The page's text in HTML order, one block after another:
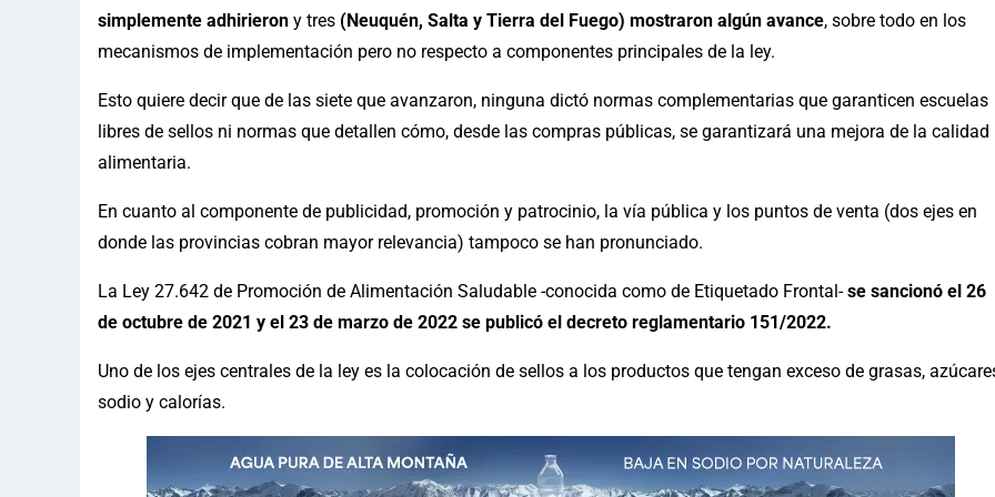
simplemente adhirieron y tres (Neuquén, Salta y Tierra del Fuego) mostraron algún avance, sobre todo en los
mecanismos de implementación pero no respecto a componentes principales de la ley.
Esto quiere decir que de las siete que avanzaron, ninguna dictó normas complementarias que garanticen escuelas
libres de sellos ni normas que detallen cómo, desde las compras públicas, se garantizará una mejora de la calidad
alimentaria.
En cuanto al componente de publicidad, promoción y patrocinio, la vía pública y los puntos de venta (dos ejes en
donde las provincias cobran mayor relevancia) tampoco se han pronunciado.
La Ley 27.642 de Promoción de Alimentación Saludable -conocida como de Etiquetado Frontal-se sancionó el 26
de octubre de 2021 y el 23 de marzo de 2022 se publicó el decreto reglamentario 151/2022.
Uno de los ejes centrales de la ley es la colocación de sellos a los productos que tengan exceso de grasas,
sodio y calorías.